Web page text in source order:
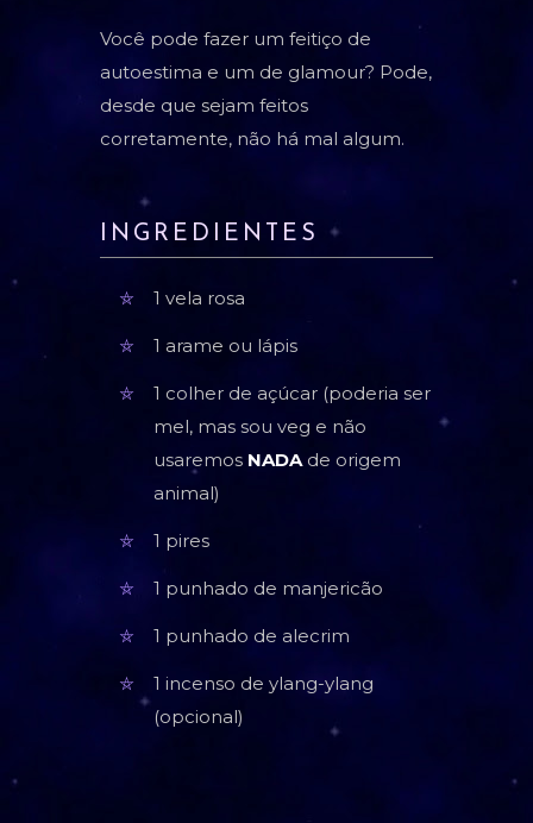
Você pode fazer um feitiço de
autoestima e um de glamour? Pode,
desde que sejam feitos
corretamente, não há mal algum.
INGREDIENTES
1 vela rosa
1 arame ou lápis
1 colher de açúcar (poderia ser
mel, mas sou veg e não
usaremos NADAde origem
animal)
1 pires
1 punhado de manjericão
1 punhado de alecrim
1 incenso de ylang-ylang
(opcional)